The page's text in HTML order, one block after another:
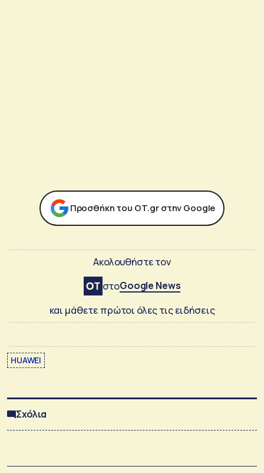
Προσθήκη του ΟΤ.gr στην Google
Ακολουθήστε τον
στοGoogle News
και μάθετε πρώτοι όλες τις ειδήσεις
HUAWEI
Σχόλια